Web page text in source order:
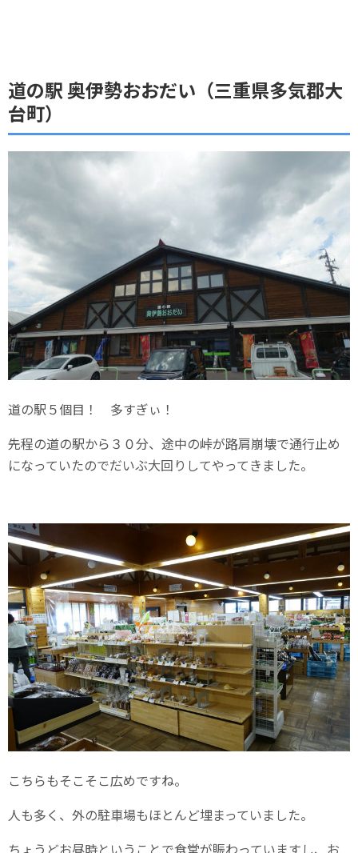
道の駅 奥伊勢おおだい（三重県多気郡大
台町）
道の駅５個目！ 多すぎぃ！
先程の道の駅から３０分、途中の峠が路肩崩壊で通行止め
になっていたのでだいぶ大回りしてやってきました。
こちらもそこそこ広めですね。
人も多く、外の駐車場もほとんど埋まっていました。
ちょうどお昼時ということで食堂が賑わっていますし、お